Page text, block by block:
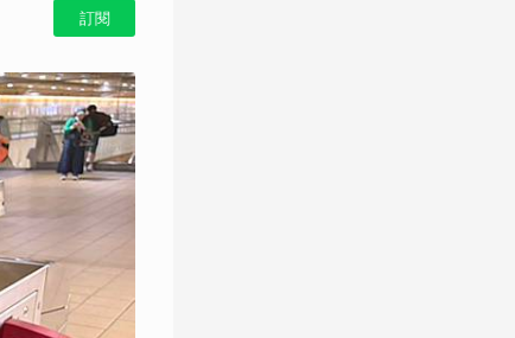
訂閱